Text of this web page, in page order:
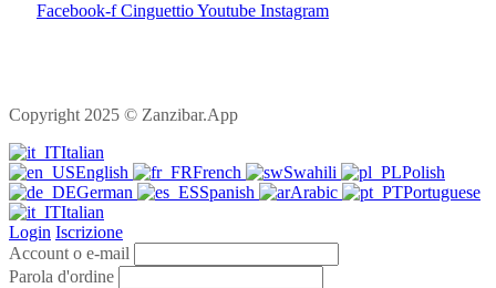
Facebook-f CinguettioYoutube Instagram
Copyright 2025 © Zanzibar.App
Italian
English
French Swahili
Polish
German
Spanish Arabic
Portuguese
Italian
Login Iscrizione
Account o e-mail
Parola d'ordine